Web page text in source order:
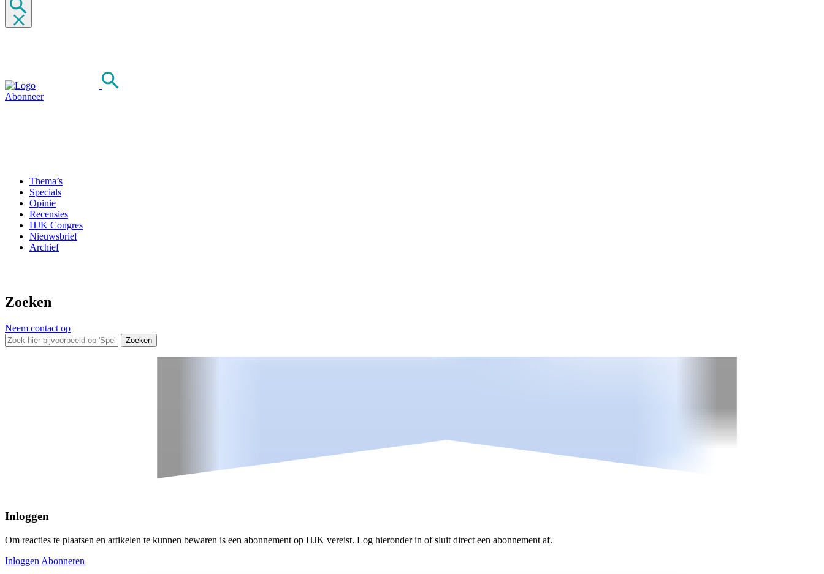
Abonneer
Thema’s
Specials
Opinie
Recensies
HJK Congres
Nieuwsbrief
Archief
Zoeken
Neem contact op
Zoeken
Inloggen
Om reacties te plaatsen en artikelen te kunnen bewaren is een abonnement op HJK vereist. Log hieronder in of sluit direct een abonnement af.
Inloggen Abonneren